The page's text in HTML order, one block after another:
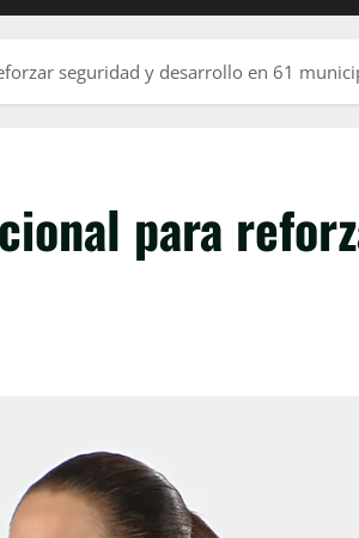
seguridad y desarrollo en 61
para